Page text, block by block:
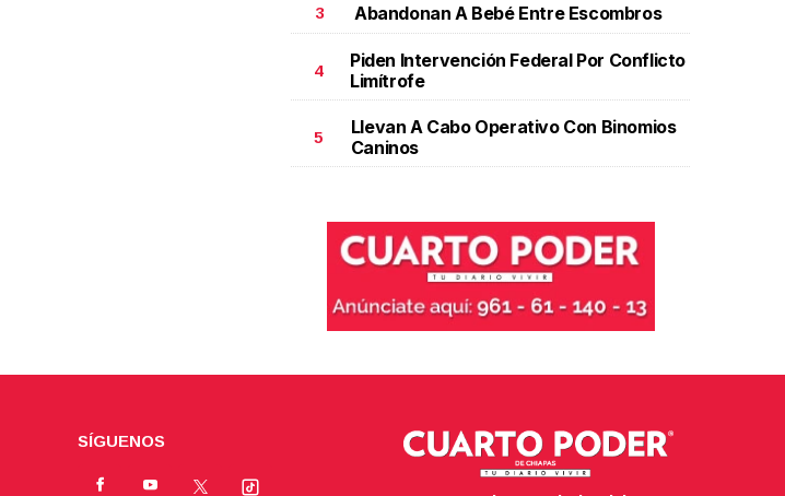
3 Abandonan A Bebé Entre Escombros
4
Piden Intervención Federal Por Conflicto
Limítrofe
5
Llevan A Cabo Operativo Con Binomios
Caninos
SÍGUENOS